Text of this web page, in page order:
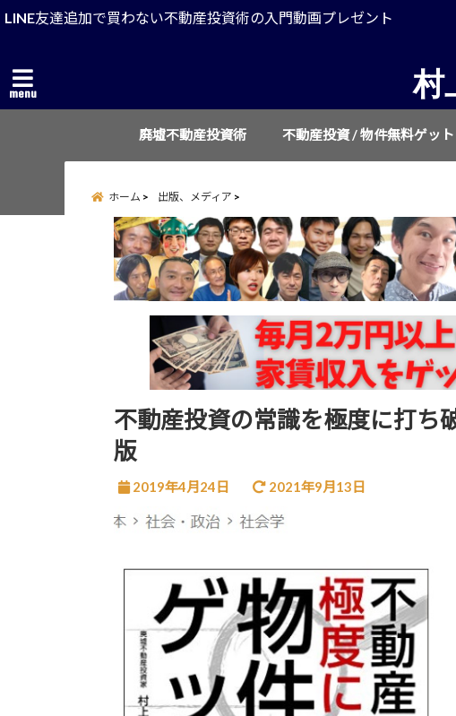
LINE友達追加で買わない不動産投資術の入門動画プレゼント
menu 村
廃墟不動産投資術 不動産投資 / 物件無料ゲット
ホーム 出版、メディア
不動産投資の常識を極度に打ち
版
2019年4月24日 2021年9月13日